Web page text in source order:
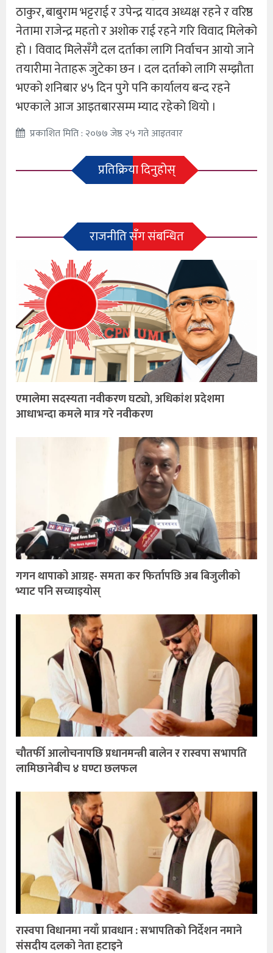
ठाकुर, बाबुराम भट्टराई र उपेन्द्र यादव अध्यक्ष रहने र वरिष्ठ
नेतामा राजेन्द्र महताे र अशोक राई रहने गरि विवाद मिलेको
हाे । विवाद मिलेसँगै दल दर्ताका लागि निर्वाचन आयो जाने
तयारीमा नेताहरू जुटेका छन । दल दर्ताको लागि सम्झाैता
भएको शनिबार ४५ दिन पुगे पनि कार्यालय बन्द रहने
भएकाले आज आइतबारसम्म म्याद रहेको थियो ।
प्रकाशित मिति : २०७७ जेष्ठ २५ गते आइतवार
प्रतिक्रिया दिनुहोस्
राजनीति सँग संबन्धित
एमालेमा सदस्यता नवीकरण घट्यो, अधिकांश प्रदेशमा
आधाभन्दा कमले मात्र गरे नवीकरण
गगन थापाको आग्रह- समता कर फिर्तापछि अब बिजुलीको
भ्याट पनि सच्याइयोस्
चौतर्फी आलोचनापछि प्रधानमन्त्री बालेन र रास्वपा सभापति
लामिछानेबीच ४ घण्टा छलफल
रास्वपा विधानमा नयाँ प्रावधान : सभापतिको निर्देशन नमाने
संसदीय दलको नेता हटाइने